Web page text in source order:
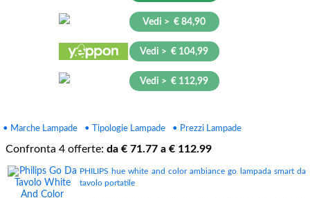
Vedi > € 84,90
Vedi > € 104,99
Vedi > € 112,99
• Marche Lampade • Tipologie Lampade • Prezzi Lampade
Confronta 4 offerte: da € 71.77 a € 112.99
PHILIPS hue white and color ambiance go lampada smart da
tavolo portatile